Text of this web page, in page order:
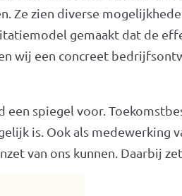
zien diverse
gemaakt dat de
wij een concreet
spiegel voor.
is. Ook als
van ons kunnen. Daarbij